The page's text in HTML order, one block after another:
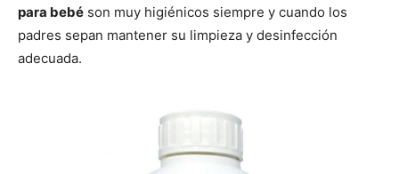
para bebé son muy higiénicos siempre y cuando los
padres sepan mantener su limpieza y desinfección
adecuada.